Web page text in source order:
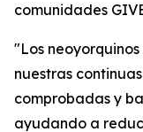
comunidades
"Los
nuestras
comprobadas y
ayudando a